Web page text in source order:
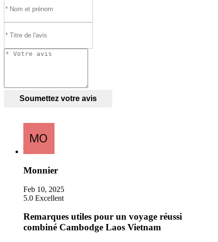
Soumettez votre avis
Monnier
Feb 10, 2025
5.0 Excellent
Remarques utiles pour un voyage réussi
combiné Cambodge Laos Vietnam